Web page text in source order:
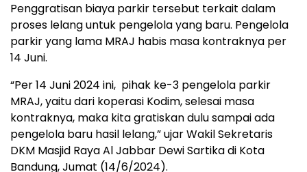
Penggratisan biaya parkir tersebut terkait dalam
proses lelang untuk pengelola yang baru. Pengelola
parkir yang lama MRAJ habis masa kontraknya per
14 Juni.
“Per 14 Juni 2024 ini, pihak ke-3 pengelola parkir
MRAJ, yaitu dari koperasi Kodim, selesai masa
kontraknya, maka kita gratiskan dulu sampai ada
pengelola baru hasil lelang,” ujar Wakil Sekretaris
DKM Masjid Raya Al Jabbar Dewi Sartika di Kota
Bandung, Jumat (14/6/2024).